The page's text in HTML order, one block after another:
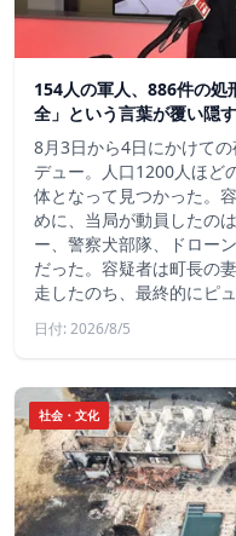
154人の軍人、886件の処
全」という言葉が覆い隠
8月3日から4日にかけて
デュー。人口1200人ほど
体となって見つかった。
めに、当局が動員したの
ー、警察犬部隊、ドロー
だった。容疑者は町長の
走したのち、最終的にピ
日付: 2026/8/5
社会・文化